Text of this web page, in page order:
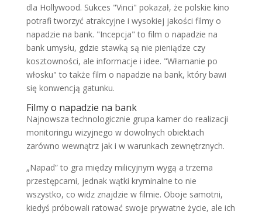
dla Hollywood. Sukces "Vinci" pokazał, że polskie kino
potrafi tworzyć atrakcyjne i wysokiej jakości filmy o
napadzie na bank. "Incepcja" to film o napadzie na
bank umysłu, gdzie stawką są nie pieniądze czy
kosztowności, ale informacje i idee. "Włamanie po
włosku" to także film o napadzie na bank, który bawi
się konwencją gatunku.
Filmy o napadzie na bank
Najnowsza technologicznie grupa kamer do realizacji
monitoringu wizyjnego w dowolnych obiektach
zarówno wewnątrz jak i w warunkach zewnętrznych.
„Napad” to gra między milicyjnym wygą a trzema
przestępcami, jednak wątki kryminalne to nie
wszystko, co widz znajdzie w filmie. Oboje samotni,
kiedyś próbowali ratować swoje prywatne życie, ale ich